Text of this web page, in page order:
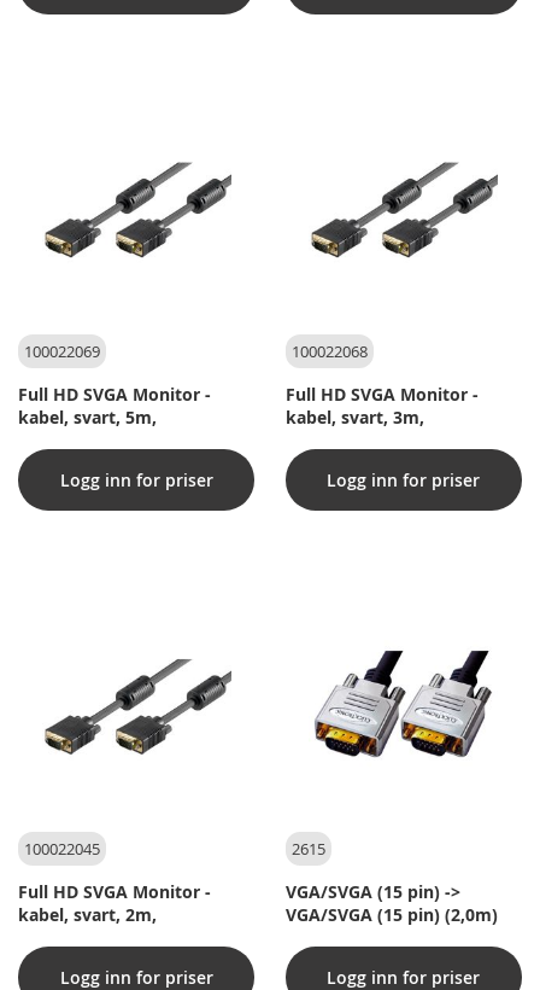
100022069
Full HD SVGA Monitor -
kabel, svart, 5m,
Logg inn for priser
100022068
Full HD SVGA Monitor -
kabel, svart, 3m,
Logg inn for priser
100022045
Full HD SVGA Monitor -
kabel, svart, 2m,
Logg inn for priser
2615
VGA/SVGA (15 pin) ->
VGA/SVGA (15 pin) (2,0m)
Logg inn for priser